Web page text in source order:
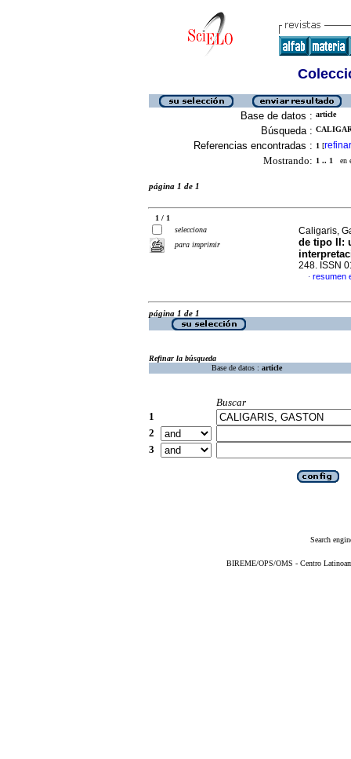
Base de datos : article
Búsqueda :
Referencias encontradas : 1 [refinar
Mostrando: 1 .. 1 en
página 1 de 1
1 / 1
selecciona
para imprimir
Caligaris,
de tipo II:
248. ISSN
· resumen
página 1 de 1
Refinar la búsqueda
Base de datos : article
Buscar
1
2
3
Search
BIREME/OPS/OMS - Centro